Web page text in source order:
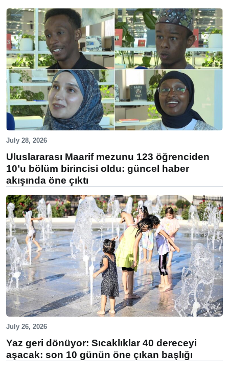
July 28, 2026
Uluslararası Maarif mezunu 123 öğrenciden
10’u bölüm birincisi oldu: güncel haber
akışında öne çıktı
July 26, 2026
Yaz geri dönüyor: Sıcaklıklar 40 dereceyi
aşacak: son 10 günün öne çıkan başlığı